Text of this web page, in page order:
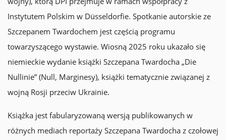
Instytutem Polskim w Düsseldorfie. Spotkanie autorskie ze
Szczepanem Twardochem jest częścią programu
towarzyszącego wystawie. Wiosną 2025 roku ukazało się
niemieckie wydanie książki Szczepana Twardocha „Die
Nullinie” (Null, Marginesy), książki tematycznie związanej z
wojną Rosji przeciw Ukrainie.
Książka jest fabularyzowaną wersją publikowanych w
różnych mediach reportaży Szczepana Twardocha z czołowej